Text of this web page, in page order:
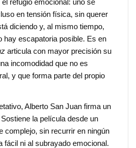
refugio emocional: uno se
en tensión física, sin querer
diciendo y, al mismo tiempo,
hay escapatoria posible. Es en
articula con mayor precisión su
incomodidad que no es
y que forma parte del propio
Alberto San Juan firma un
la película desde un
complejo, sin recurrir en ningún
fácil ni al subrayado emocional.